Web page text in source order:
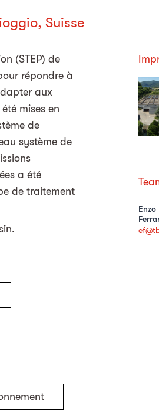
Suisse
(STEP) de
répondre à
aux
mises en
de
système de
a été
de traitement
Enzo